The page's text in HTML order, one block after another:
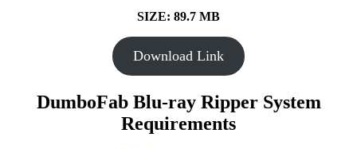
SIZE: 89.7 MB
Download Link
DumboFab Blu-ray Ripper System
Requirements